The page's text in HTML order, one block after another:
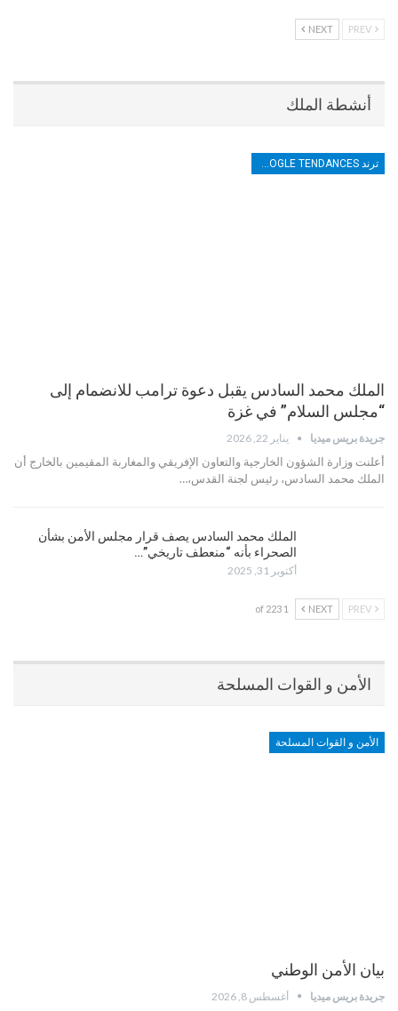
NEXT
أنشطة الملك
الملك محمد السادس يقبل دعوة ترامب للانضمام إلى
“مجلس السلام” في غزة
جريدة بريس ميديا يناير 22, 2026
أعلنت وزارة الشؤون الخارجية والتعاون الإفريقي والمغاربة المقيمين بالخارج أن
الملك محمد السادس، رئيس لجنة القدس،…
الملك محمد السادس يصف قرار مجلس الأمن بشأن
الصحراء بأنه “منعطف تاريخي”…
أكتوبر 31, 2025
NEXT
1 of 223
الأمن و القوات المسلحة
الأمن و القوات المسلحة
بيان الأمن الوطني
جريدة بريس ميديا أغسطس 8, 2026